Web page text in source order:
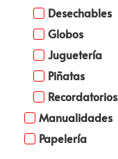
Desechables
Globos
Juguetería
Piñatas
Recordatorios
Manualidades
Papelería